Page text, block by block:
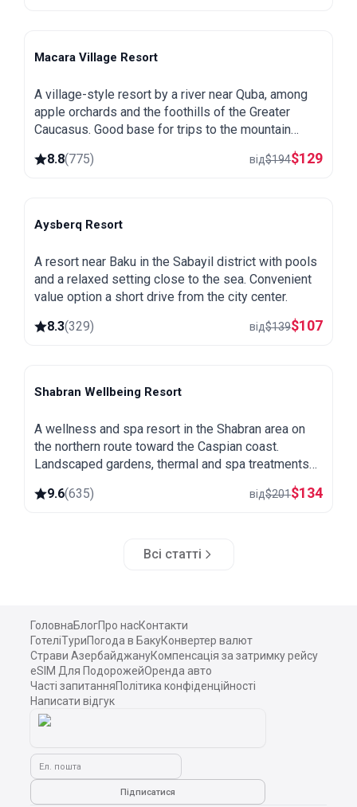
Quba
Macara Village Resort
A village-style resort by a river near Quba, among
apple orchards and the foothills of the Greater
Caucasus. Good base for trips to the mountain
8.8(775) від$194$129
Baku
Aysberq Resort
A resort near Baku in the Sabayil district with pools
and a relaxed setting close to the sea. Convenient
value option a short drive from the city center.
8.3(329) від$139$107
Shabran
Shabran Wellbeing Resort
A wellness and spa resort in the Shabran area on
the northern route toward the Caspian coast.
Landscaped gardens, thermal and spa treatments
9.6(635) від$201$134
Всі статті
ГоловнаБлогПро насКонтакти
ГотеліТуриПогода в БакуКонвертер валют
Страви АзербайджануКомпенсація за затримку рейсу
eSIM Для ПодорожейОренда авто
Часті запитанняПолітика конфіденційності
Написати відгук
Ел. пошта
Підписатися